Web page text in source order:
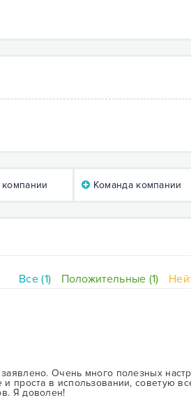
Команда компании
Все (1) Положительные (1)
Очень много полезных
и проста в использовании, советую
Я доволен!